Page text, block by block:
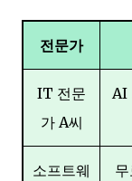
전문가
IT 전문
가 A씨
AI
소프트웨